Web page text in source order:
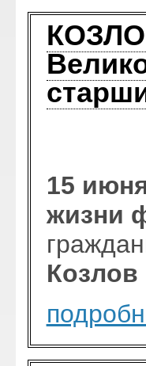
15
жизни